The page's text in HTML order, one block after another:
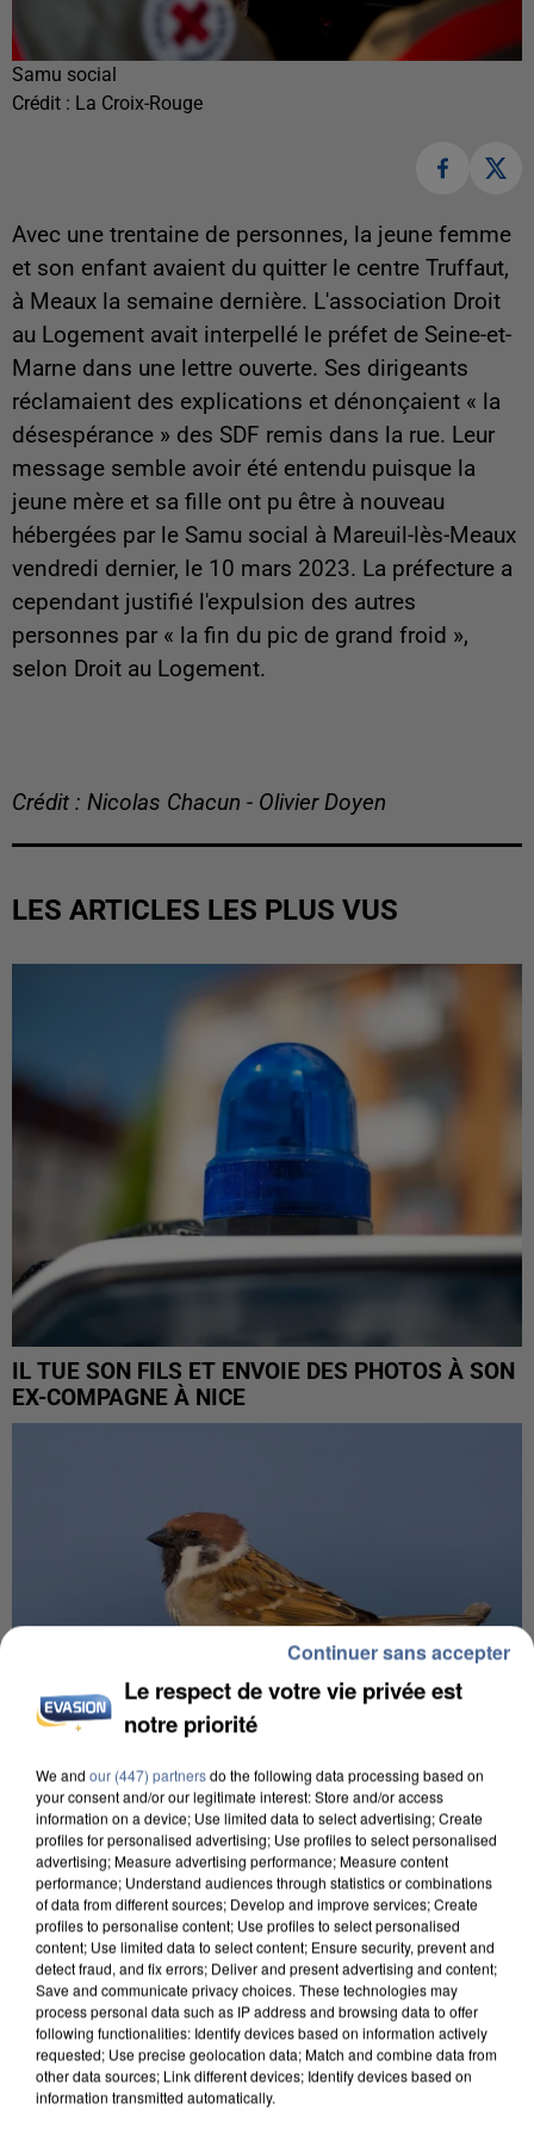
Samu social
Crédit : La Croix-Rouge
Avec une trentaine de personnes, la jeune femme
et son enfant avaient du quitter le centre Truffaut,
à Meaux la semaine dernière. L'association Droit
au Logement avait interpellé le préfet de Seine-et-
Marne dans une lettre ouverte. Ses dirigeants
réclamaient des explications et dénonçaient « la
désespérance » des SDF remis dans la rue. Leur
message semble avoir été entendu puisque la
jeune mère et sa fille ont pu être à nouveau
hébergées par le Samu social à Mareuil-lès-Meaux
vendredi dernier, le 10 mars 2023. La préfecture a
cependant justifié l'expulsion des autres
personnes par « la fin du pic de grand froid »,
selon Droit au Logement.
Crédit : Nicolas Chacun - Olivier Doyen
LES ARTICLES LES PLUS VUS
IL TUE SON FILS ET ENVOIE DES PHOTOS À SON
EX-COMPAGNE À NICE
APRÈS TOUTES CES CANICULES, LES REFUGES
DE FAUNE SAUVAGE SONT...
Le respect de votre vie privée est
notre priorité
We and our (447) partnersdo the following data processing based on
your consent and/or our legitimate interest: Store and/or access
information on a device; Use limited data to select advertising; Create
profiles for personalised advertising; Use profiles to select personalised
advertising; Measure advertising performance; Measure content
performance; Understand audiences through statistics or combinations
of data from different sources; Develop and improve services; Create
profiles to personalise content; Use profiles to select personalised
content; Use limited data to select content; Ensure security, prevent and
detect fraud, and fix errors; Deliver and present advertising and content;
Save and communicate privacy choices. These technologies may
process personal data such as IP address and browsing data to offer
following functionalities: Identify devices based on information actively
requested; Use precise geolocation data; Match and combine data from
other data sources; Link different devices; Identify devices based on
information transmitted automatically.
Continuer sans accepter